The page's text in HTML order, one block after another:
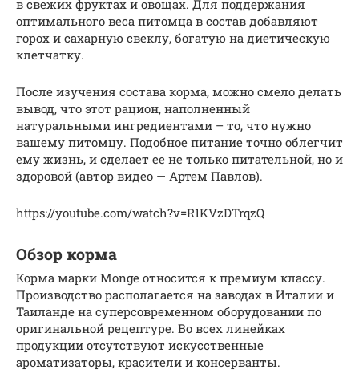
в свежих фруктах и овощах. Для поддержания
оптимального веса питомца в состав добавляют
горох и сахарную свеклу, богатую на диетическую
клетчатку.
После изучения состава корма, можно смело делать
вывод, что этот рацион, наполненный
натуральными ингредиентами – то, что нужно
вашему питомцу. Подобное питание точно облегчит
ему жизнь, и сделает ее не только питательной, но и
здоровой (автор видео — Артем Павлов).
https://youtube.com/watch?v=R1KVzDTrqzQ
Обзор корма
Корма марки Monge относится к премиум классу.
Производство располагается на заводах в Италии и
Таиланде на суперсовременном оборудовании по
оригинальной рецептуре. Во всех линейках
продукции отсутствуют искусственные
ароматизаторы, красители и консерванты.